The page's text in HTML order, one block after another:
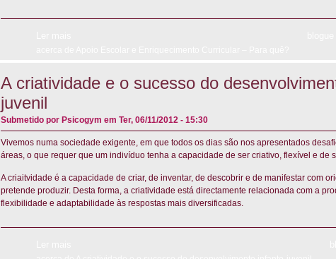
A criatividade e o sucesso do
juvenil
Submetido por Psicogym em Ter, 06/11/2012 - 15:30
Vivemos numa sociedade exigente, em que todos os dias são nos apresentados
áreas, o que requer que um indivíduo tenha a capacidade de ser criativo, flexível e de
A criaitvidade é a capacidade de criar, de inventar, de descobrir e de manifestar com
pretende produzir. Desta forma, a criatividade está directamente relacionada com a
flexibilidade e adaptabilidade às respostas mais diversificadas.